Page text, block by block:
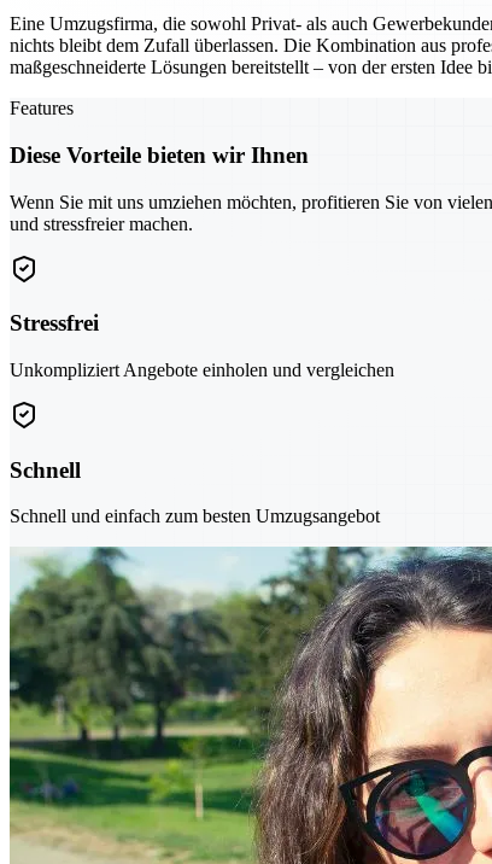
Eine Umzugsfirma, die sowohl Privat- als auch
nichts bleibt dem Zufall überlassen. Die Kombination aus
maßgeschneiderte Lösungen bereitstellt – von der ersten Idee
Features
Diese Vorteile bieten wir Ihnen
Wenn Sie mit uns umziehen möchten, profitieren Sie von
und stressfreier machen.
Stressfrei
Unkompliziert Angebote einholen und vergleichen
Schnell
Schnell und einfach zum besten Umzugsangebot